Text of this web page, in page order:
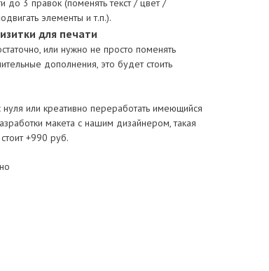
элементы и т.п.).
для печати
или нужно не просто поменять
дополнения, это будет стоить
нуля или креативно переработать имеющийся
макета с нашим дизайнером, такая
+990 руб.